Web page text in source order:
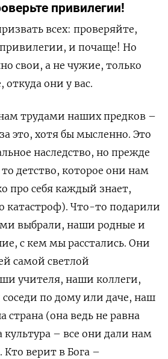
привилегии!
всех: проверяйте,
и почаще! Но
свои, а не чужие, только
откуда они у вас.
трудами наших предков –
это, хотя бы мысленно. Это
наследство, но прежде
детство, которое они нам
про себя каждый знает,
катастроф). Что-то подарили
выбрали, наши родные и
с кем мы расстались. Они
самой светлой
учителя, наши коллеги,
по дому или даче, наш
страна (она ведь не равна
культура – все они дали нам
верит в Бога –